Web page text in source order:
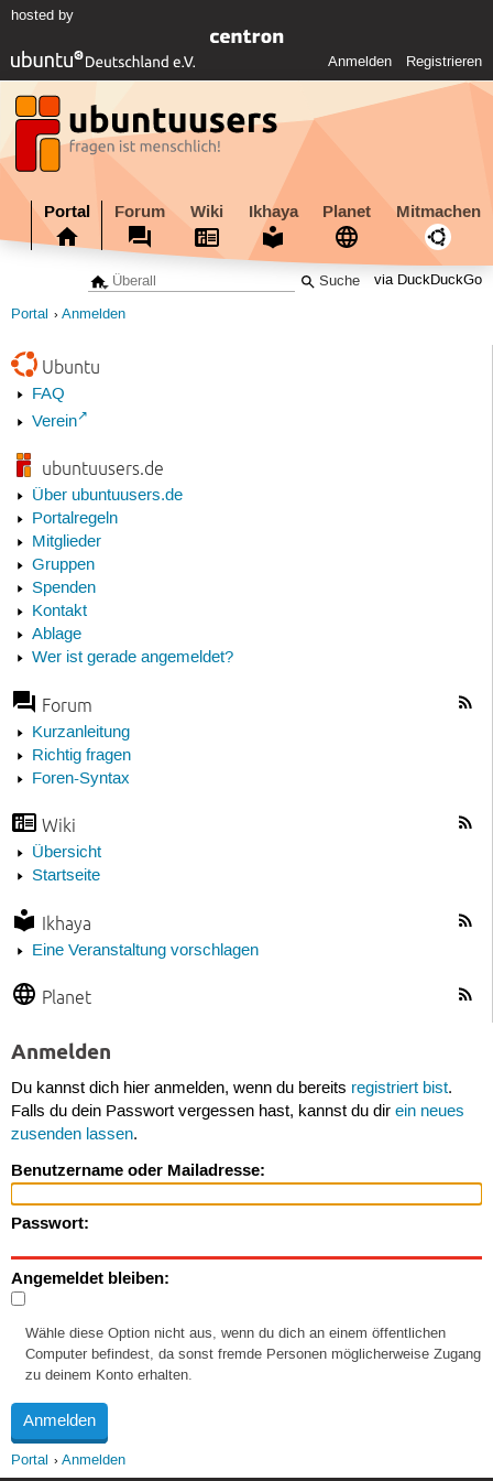
hosted by
Anmelden Registrieren
Portal Forum Wiki Ikhaya Planet Mitmachen
via DuckDuckGo
Portal Anmelden
Ubuntu
FAQ
Verein
ubuntuusers.de
Über ubuntuusers.de
Portalregeln
Mitglieder
Gruppen
Spenden
Kontakt
Ablage
Wer ist gerade angemeldet?
Forum
Kurzanleitung
Richtig fragen
Foren-Syntax
Wiki
Übersicht
Startseite
Ikhaya
Eine Veranstaltung vorschlagen
Planet
Anmelden
Du kannst dich hier anmelden, wenn du bereits registriert bist.
Falls du dein Passwort vergessen hast, kannst du dir ein neues
zusenden lassen.
Benutzername oder Mailadresse:
Passwort:
Angemeldet bleiben:
Wähle diese Option nicht aus, wenn du dich an einem öffentlichen
Computer befindest, da sonst fremde Personen möglicherweise Zugang
zu deinem Konto erhalten.
Portal Anmelden